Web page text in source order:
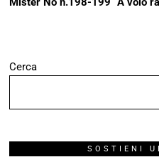
Cerca
SOSTIENI